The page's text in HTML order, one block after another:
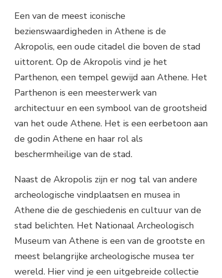
Een van de meest iconische
bezienswaardigheden in Athene is de
Akropolis, een oude citadel die boven de stad
uittorent. Op de Akropolis vind je het
Parthenon, een tempel gewijd aan Athene. Het
Parthenon is een meesterwerk van
architectuur en een symbool van de grootsheid
van het oude Athene. Het is een eerbetoon aan
de godin Athene en haar rol als
beschermheilige van de stad.
Naast de Akropolis zijn er nog tal van andere
archeologische vindplaatsen en musea in
Athene die de geschiedenis en cultuur van de
stad belichten. Het Nationaal Archeologisch
Museum van Athene is een van de grootste en
meest belangrijke archeologische musea ter
wereld. Hier vind je een uitgebreide collectie